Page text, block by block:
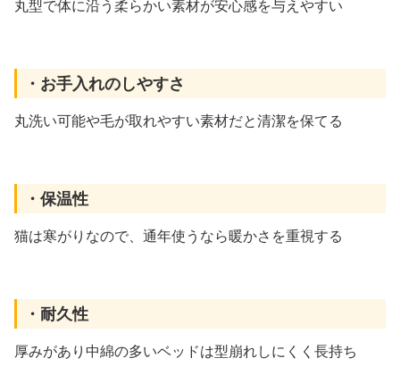
丸型で体に沿う柔らかい素材が安心感を与えやすい
・お手入れのしやすさ
丸洗い可能や毛が取れやすい素材だと清潔を保てる
・保温性
猫は寒がりなので、通年使うなら暖かさを重視する
・耐久性
厚みがあり中綿の多いベッドは型崩れしにくく長持ち